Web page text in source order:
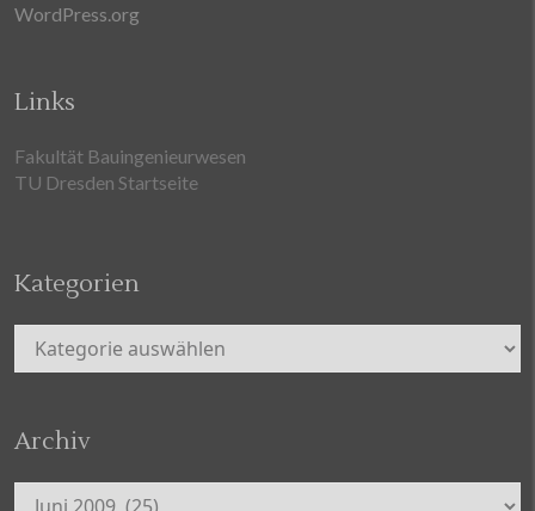
WordPress.org
Links
Fakultät Bauingenieurwesen
TU Dresden Startseite
Kategorien
Kategorien
Archiv
Archiv